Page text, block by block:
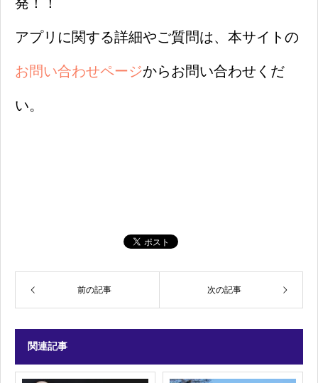
アプリに関する詳細やご質問は、本サイトの
お問い合わせページからお問い合わせくだ
い。
前の記事 次の記事
関連記事